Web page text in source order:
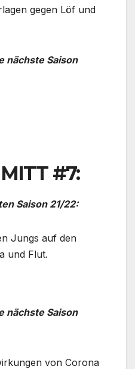
gegen Löf und
nächste Saison
#7:
Saison 21/22:
Jungs auf den
und Flut.
nächste Saison
von Corona